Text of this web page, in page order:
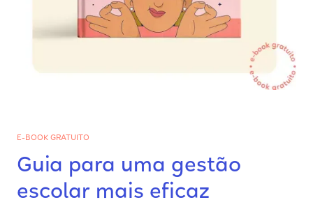
E-BOOK GRATUITO
Guia para uma gestão
escolar mais eficaz